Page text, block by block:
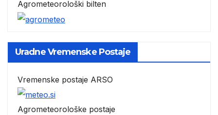
Agrometeorološki bilten
Uradne Vremenske Postaje
Vremenske postaje ARSO
Agrometeorološke postaje